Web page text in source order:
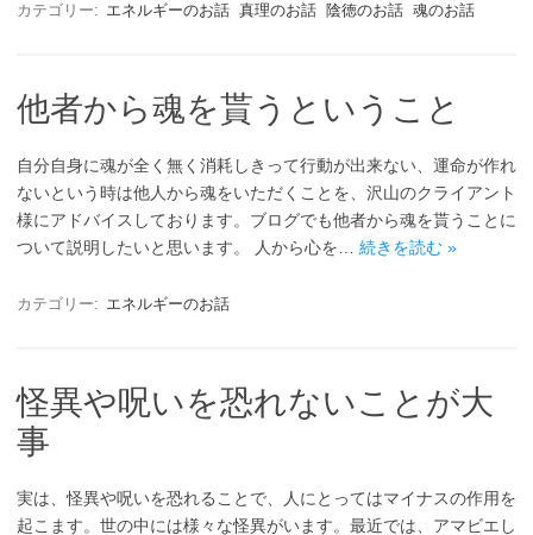
カテゴリー: エネルギーのお話 真理のお話 陰徳のお話 魂のお話
他者から魂を貰うということ
自分自身に魂が全く無く消耗しきって行動が出来ない、運命が作れ
ないという時は他人から魂をいただくことを、沢山のクライアント
様にアドバイスしております。ブログでも他者から魂を貰うことに
ついて説明したいと思います。 人から心を… 続きを読む »
カテゴリー: エネルギーのお話
怪異や呪いを恐れないことが大
事
実は、怪異や呪いを恐れることで、人にとってはマイナスの作用を
起こます。世の中には様々な怪異がいます。最近では、アマビエし